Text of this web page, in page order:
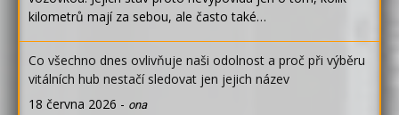
kilometrů mají za sebou, ale často také…
Co všechno dnes ovlivňuje naši odolnost a proč při výběru
vitálních hub nestačí sledovat jen jejich název
18 června 2026 - ona